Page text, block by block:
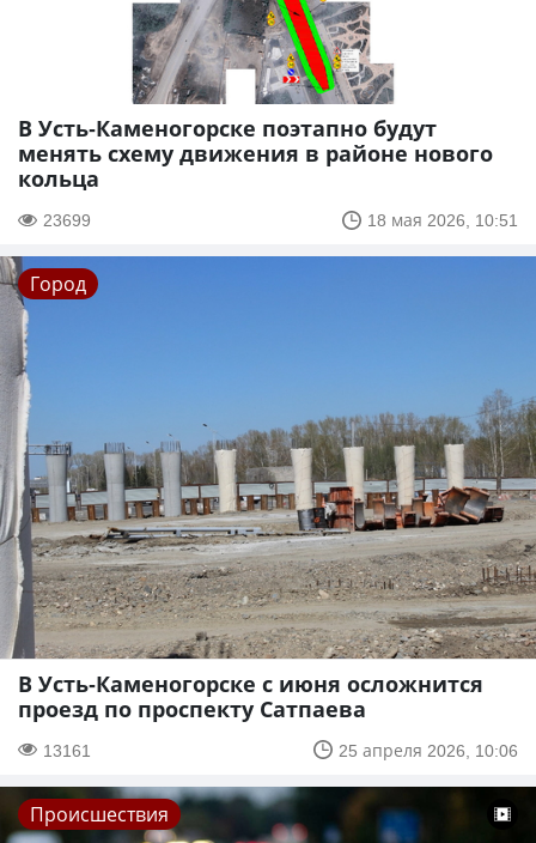
В Усть-Каменогорске поэтапно будут
менять схему движения в районе нового
кольца
23699 18 мая 2026, 10:51
Город
В Усть-Каменогорске с июня осложнится
проезд по проспекту Сатпаева
13161 25 апреля 2026, 10:06
Происшествия